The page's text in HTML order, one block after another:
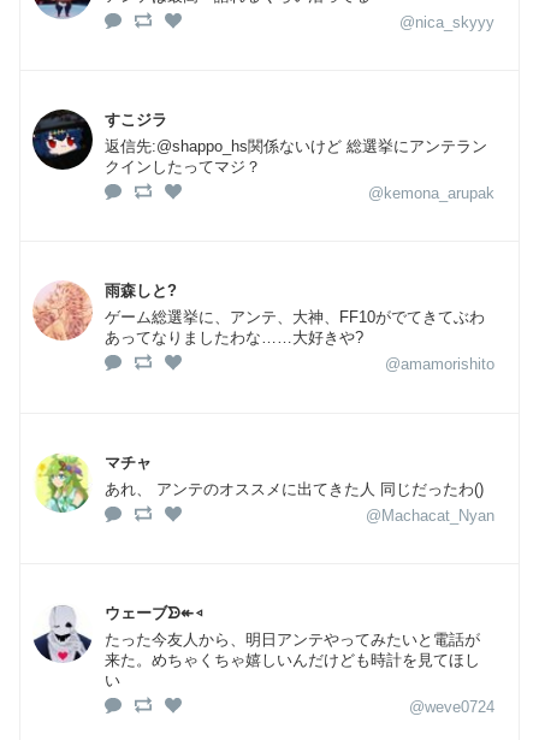
@nica_skyyy
すこジラ
返信先:@shappo_hs関係ないけど 総選挙にアンテラン
クインしたってマジ？
@kemona_arupak
雨森しと?
ゲーム総選挙に、アンテ、大神、FF10がでてきてぶわ
あってなりましたわな……大好きや?
@amamorishito
マチャ
あれ、 アンテのオススメに出てきた人 同じだったわ()
@Machacat_Nyan
ウェーブᗦ↞◃
たった今友人から、明日アンテやってみたいと電話が
来た。めちゃくちゃ嬉しいんだけども時計を見てほし
い
@weve0724